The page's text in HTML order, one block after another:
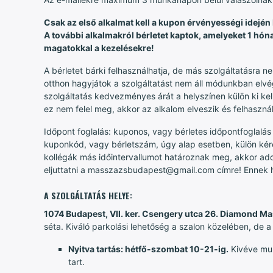
Csak az első alkalmat kell a kupon érvényességi
A további alkalmakról bérletet kaptok, amelyeket 1
magatokkal a kezelésekre!
A bérletet bárki felhasználhatja, de más szolgáltatásra
otthon hagyjátok a szolgáltatást nem áll módunkban
szolgáltatás kedvezményes árát a helyszínen külön ki
ez nem felel meg, akkor az alkalom elveszik és
Időpont foglalás: kuponos, vagy bérletes
kuponkód, vagy bérletszám, úgy alap esetben, külön
kollégák más időintervallumot határoznak meg, akkor
eljuttatni a masszazsbudapest@gmail.com címre!
A SZOLGÁLTATÁS HELYE:
1074 Budapest, VII. ker. Csengery utca 26. Diamond
séta. Kiváló parkolási lehetőség a szalon közelében, de
Nyitva tartás: hétfő-szombat 10-21-ig. Kivéve
tart.